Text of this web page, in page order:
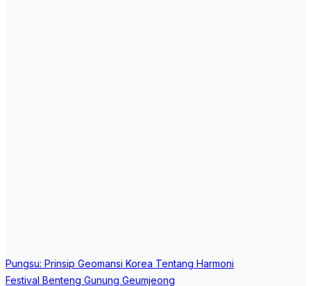
Post
navigation
Pungsu: Prinsip Geomansi Korea Tentang Harmoni
Festival Benteng Gunung Geumjeong